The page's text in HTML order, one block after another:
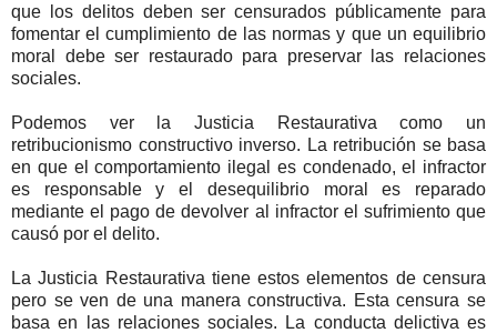
que los delitos deben ser censurados públicamente para
fomentar el cumplimiento de las normas y que un equilibrio
moral debe ser restaurado para preservar las relaciones
sociales.
Podemos ver la Justicia Restaurativa como un
retribucionismo constructivo inverso. La retribución se basa
en que el comportamiento ilegal es condenado, el infractor
es responsable y el desequilibrio moral es reparado
mediante el pago de devolver al infractor el sufrimiento que
causó por el delito.
La Justicia Restaurativa tiene estos elementos de censura
pero se ven de una manera constructiva. Esta censura se
basa en las relaciones sociales. La conducta delictiva es